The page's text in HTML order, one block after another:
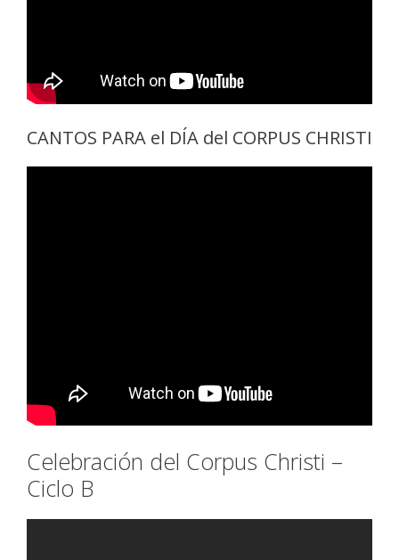
CANTOS PARA el DÍA del CORPUS CHRISTI
Celebración del Corpus Christi –
Ciclo B